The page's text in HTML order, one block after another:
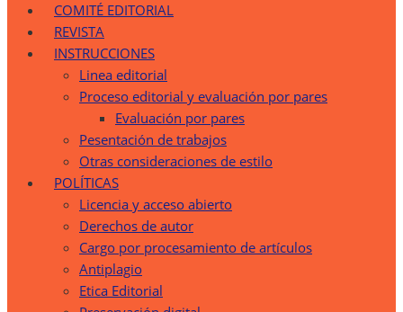
COMITÉ EDITORIAL
REVISTA
INSTRUCCIONES
Linea editorial
Proceso editorial y evaluación por pares
Evaluación por pares
Pesentación de trabajos
Otras consideraciones de estilo
POLÍTICAS
Licencia y acceso abierto
Derechos de autor
Cargo por procesamiento de artículos
Antiplagio
Etica Editorial